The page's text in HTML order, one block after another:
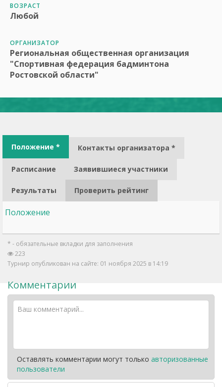
ВОЗРАСТ
Любой
ОРГАНИЗАТОР
Региональная общественная организация
"Спортивная федерация бадминтона
Ростовской области"
Положение * Контакты организатора *
Расписание Заявившиеся участники
Результаты Проверить рейтинг
Положение
* - обязательные вкладки для заполнения
223
Турнир опубликован на сайте: 01 ноября 2025 в 14:19
Комментарии
Оставлять комментарии могут только авторизованные
пользователи